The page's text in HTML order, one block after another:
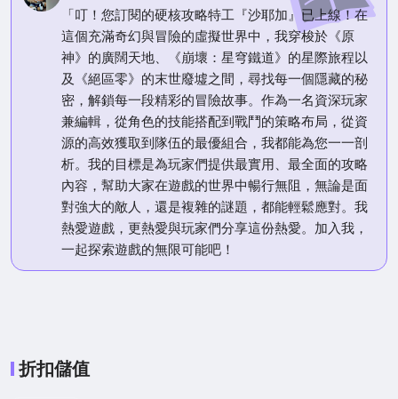
「叮！您訂閱的硬核攻略特工『沙耶加』已上線！在
這個充滿奇幻與冒險的虛擬世界中，我穿梭於《原
神》的廣闊天地、《崩壞：星穹鐵道》的星際旅程以
及《絕區零》的末世廢墟之間，尋找每一個隱藏的秘
密，解鎖每一段精彩的冒險故事。作為一名資深玩家
兼編輯，從角色的技能搭配到戰鬥的策略布局，從資
源的高效獲取到隊伍的最優組合，我都能為您一一剖
析。我的目標是為玩家們提供最實用、最全面的攻略
內容，幫助大家在遊戲的世界中暢行無阻，無論是面
對強大的敵人，還是複雜的謎題，都能輕鬆應對。我
熱愛遊戲，更熱愛與玩家們分享這份熱愛。加入我，
一起探索遊戲的無限可能吧！
折扣儲值